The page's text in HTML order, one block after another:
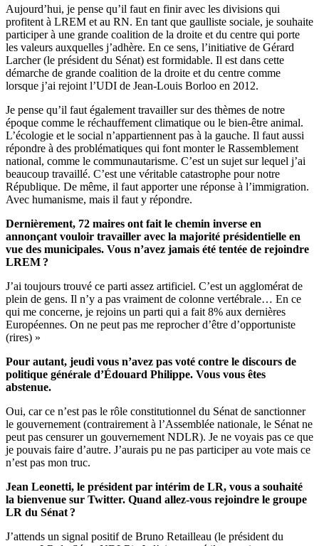
Aujourd’hui, je pense qu’il faut en finir avec les divisions qui
profitent à LREM et au RN. En tant que gaulliste sociale, je souhaite
participer à une grande coalition de la droite et du centre qui porte
les valeurs auxquelles j’adhère. En ce sens, l’initiative de Gérard
Larcher (le président du Sénat) est formidable. Il est dans cette
démarche de grande coalition de la droite et du centre comme
lorsque j’ai rejoint l’UDI de Jean-Louis Borloo en 2012.
Je pense qu’il faut également travailler sur des thèmes de notre
époque comme le réchauffement climatique ou le bien-être animal.
L’écologie et le social n’appartiennent pas à la gauche. Il faut aussi
répondre à des problématiques qui font monter le Rassemblement
national, comme le communautarisme. C’est un sujet sur lequel j’ai
beaucoup travaillé. C’est une véritable catastrophe pour notre
République. De même, il faut apporter une réponse à l’immigration.
Avec humanisme, mais il faut y répondre.
Dernièrement, 72 maires ont fait le chemin inverse en
annonçant vouloir travailler avec la majorité présidentielle en
vue des municipales. Vous n’avez jamais été tentée de rejoindre
LREM ?
J’ai toujours trouvé ce parti assez artificiel. C’est un agglomérat de
plein de gens. Il n’y a pas vraiment de colonne vertébrale… En ce
qui me concerne, je rejoins un parti qui a fait 8% aux dernières
Européennes. On ne peut pas me reprocher d’être d’opportuniste
(rires) »
Pour autant, jeudi vous n’avez pas voté contre le discours de
politique générale d’Édouard Philippe. Vous vous êtes
abstenue.
Oui, car ce n’est pas le rôle constitutionnel du Sénat de sanctionner
le gouvernement (contrairement à l’Assemblée nationale, le Sénat ne
peut pas censurer un gouvernement NDLR). Je ne voyais pas ce que
je pouvais faire d’autre. J’aurais pu ne pas participer au vote mais ce
n’est pas mon truc.
Jean Leonetti, le président par intérim de LR, vous a souhaité
la bienvenue sur Twitter. Quand allez-vous rejoindre le groupe
LR du Sénat ?
J’attends un signal positif de Bruno Retailleau (le président du